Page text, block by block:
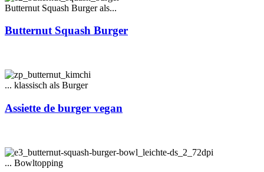
Butternut Squash Burger als...
Butternut Squash Burger
... klassisch als Burger
Assiette de burger vegan
... Bowltopping